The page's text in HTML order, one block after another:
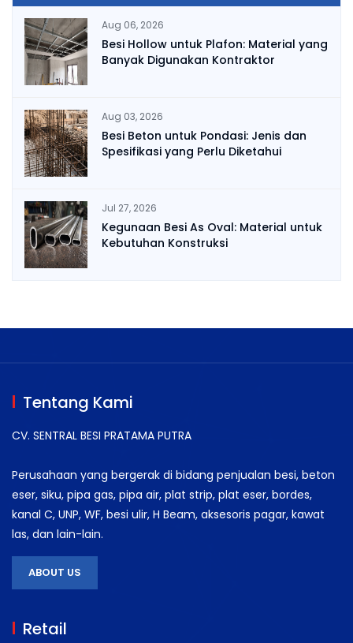
Aug 06, 2026
Besi Hollow untuk Plafon: Material yang
Banyak Digunakan Kontraktor
Aug 03, 2026
Besi Beton untuk Pondasi: Jenis dan
Spesifikasi yang Perlu Diketahui
Jul 27, 2026
Kegunaan Besi As Oval: Material untuk
Kebutuhan Konstruksi
Tentang Kami
CV. SENTRAL BESI PRATAMA PUTRA
Perusahaan yang bergerak di bidang penjualan besi, beton
eser, siku, pipa gas, pipa air, plat strip, plat eser, bordes,
kanal C, UNP, WF, besi ulir, H Beam, aksesoris pagar, kawat
las, dan lain-lain.
ABOUT US
Retail